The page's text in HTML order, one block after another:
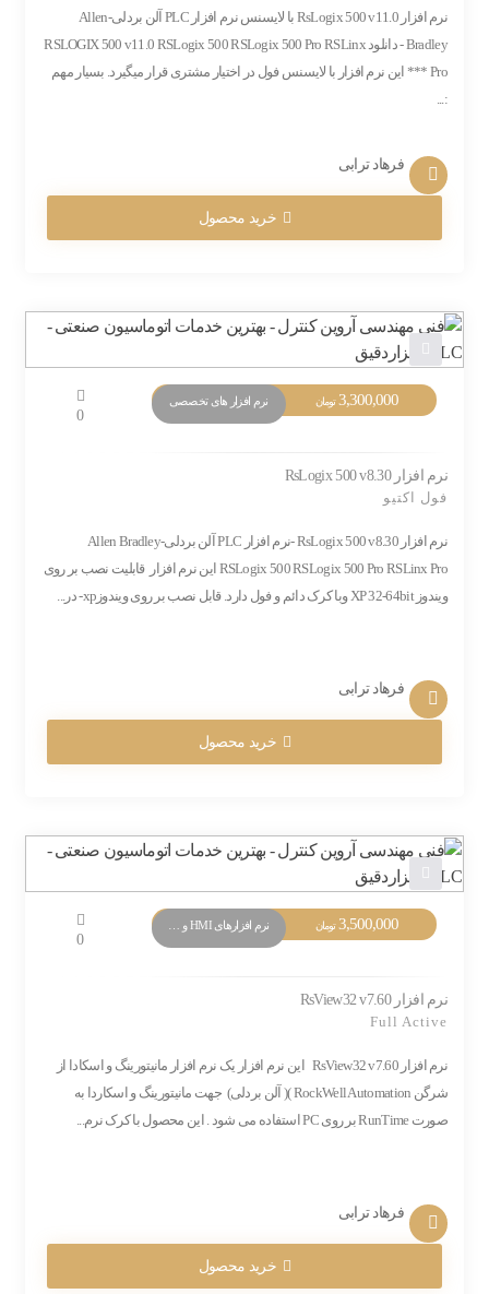
نرم افزار RsLogix 500 v11.0 با لایسنس نرم افزار PLC آلن بردلی-Allen
Bradley - دانلود RSLOGIX 500 v11.0 RSLogix 500 RSLogix 500 Pro RSLinx
Pro *** این نرم افزار با لایسنس فول در اختیار مشتری قرار میگیرد. بسیار مهم
:...
فرهاد ترابی
خرید محصول
3,300,000 تومان نرم افزار های تخصصی
0
نرم افزار RsLogix 500 v8.30
فول اکتیو
نرم افزار RsLogix 500 v8.30 -نرم افزار PLC آلن بردلی-Allen Bradley
RSLogix 500 RSLogix 500 Pro RSLinx Pro این نرم افزار قابلیت نصب بر روی
ویندوز XP 32-64bit وبا کرک دائم و فول دارد. قابل نصب بر روی ویندوزxp- در...
فرهاد ترابی
خرید محصول
3,500,000 تومان
0
نرم افزار RsView32 v7.60
Full Active
نرم افزار RsView32 v7.60 این نرم افزار یک نرم افزار مانیتورینگ و اسکادا از
شرگن RockWell Automation )( آلن بردلی) جهت مانیتورینگ و اسکاردا به
صورت RunTime بر روی PC استفاده می شود . این محصول با کرک نرم...
فرهاد ترابی
خرید محصول